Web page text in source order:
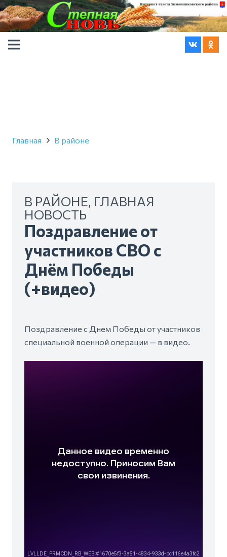
Главная В районе
В РАЙОНЕ, ГЛАВНАЯ
НОВОСТЬ
Поздравление от
участников СВО с
Днём Победы
(+видео)
Поздравление с Днем Победы от участников
специальной военной операции — в видео.